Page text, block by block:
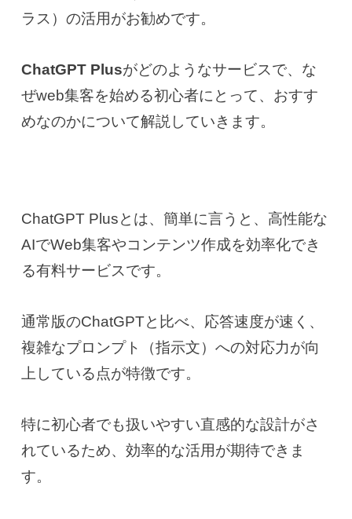
ラス）の活用がお勧めです。
ChatGPT Plusがどのようなサービスで、な
ぜweb集客を始める初心者にとって、おすす
めなのかについて解説していきます。
ChatGPT Plusとは、簡単に言うと、高性能な
AIでWeb集客やコンテンツ作成を効率化でき
る有料サービスです。
通常版のChatGPTと比べ、応答速度が速く、
複雑なプロンプト（指示文）への対応力が向
上している点が特徴です。
特に初心者でも扱いやすい直感的な設計がさ
れているため、効率的な活用が期待できま
す。